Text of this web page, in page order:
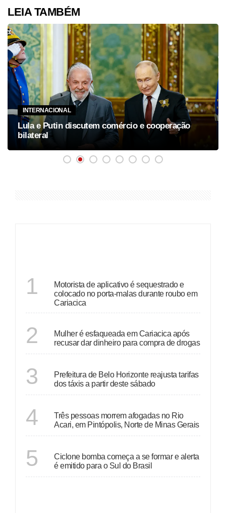
LEIA TAMBÉM
INTERNACIONAL
Lula e Putin discutem comércio e cooperação
bilateral
1
Motorista de aplicativo é sequestrado e
colocado no porta-malas durante roubo em
Cariacica
2
Mulher é esfaqueada em Cariacica após
recusar dar dinheiro para compra de drogas
3
Prefeitura de Belo Horizonte reajusta tarifas
dos táxis a partir deste sábado
4
Três pessoas morrem afogadas no Rio
Acari, em Pintópolis, Norte de Minas Gerais
5
Ciclone bomba começa a se formar e alerta
é emitido para o Sul do Brasil